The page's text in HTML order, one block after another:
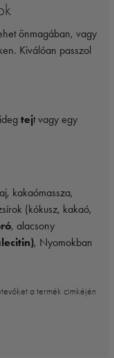
önmagában, vagy
Kiválóan passzol
tejt vagy egy
kakaómassza,
(kókusz, kakaó,
, alacsony
, Nyomokban
a termék cimkéjén